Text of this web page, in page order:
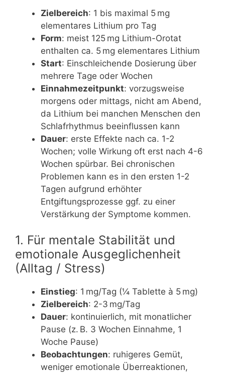
Zielbereich: 1 bis maximal 5 mg
elementares Lithium pro Tag
Form: meist 125 mg Lithium-Orotat
enthalten ca. 5 mg elementares Lithium
Start: Einschleichende Dosierung über
mehrere Tage oder Wochen
Einnahmezeitpunkt: vorzugsweise
morgens oder mittags, nicht am Abend,
da Lithium bei manchen Menschen den
Schlafrhythmus beeinflussen kann
Dauer: erste Effekte nach ca. 1-2
Wochen; volle Wirkung oft erst nach 4-6
Wochen spürbar. Bei chronischen
Problemen kann es in den ersten 1-2
Tagen aufgrund erhöhter
Entgiftungsprozesse ggf. zu einer
Verstärkung der Symptome kommen.
1. Für mentale Stabilität und
emotionale Ausgeglichenheit
(Alltag / Stress)
Einstieg: 1 mg/Tag (¼ Tablette à 5 mg)
Zielbereich: 2-3 mg/Tag
Dauer: kontinuierlich, mit monatlicher
Pause (z. B. 3 Wochen Einnahme, 1
Woche Pause)
Beobachtungen: ruhigeres Gemüt,
weniger emotionale Überreaktionen,